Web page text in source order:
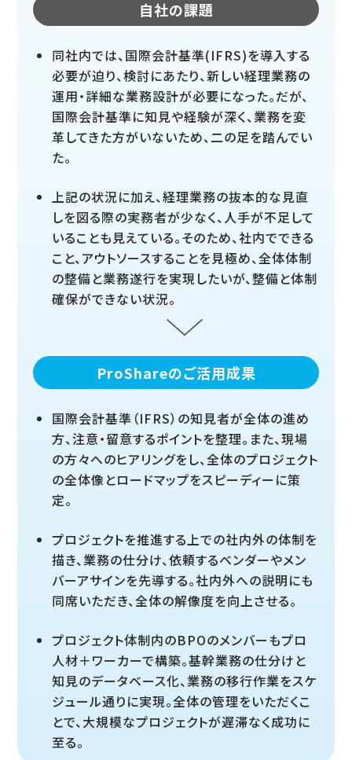
自社の課題
同社内では、国際会計基準(IFRS)を導入する
必要が迫り、検討にあたり、新しい経理業務の
運用・詳細な業務設計が必要になった。だが、
国際会計基準に知見や経験が深く、業務を変
革してきた方がいないため、二の足を踏んでい
た。
上記の状況に加え、経理業務の抜本的な見直
しを図る際の実務者が少なく、人手が不足して
いることも見えている。そのため、社内でできる
こと、アウトソースすることを見極め、全体体制
の整備と業務遂行を実現したいが、整備と体制
確保ができない状況。
ProShareのご活用成果
国際会計基準（IFRS）の知見者が全体の進め
方、注意・留意するポイントを整理。また、現場
の方々へのヒアリングをし、全体のプロジェクト
の全体像とロードマップをスピーディーに策
定。
プロジェクトを推進する上での社内外の体制を
描き、業務の仕分け、依頼するベンダーやメン
バーアサインを先導する。社内外への説明にも
同席いただき、全体の解像度を向上させる。
プロジェクト体制内のBPOのメンバーもプロ
人材＋ワーカーで構築。基幹業務の仕分けと
知見のデータベース化、業務の移行作業をスケ
ジュール通りに実現。全体の管理をいただくこ
とで、大規模なプロジェクトが遅滞なく成功に
至る。